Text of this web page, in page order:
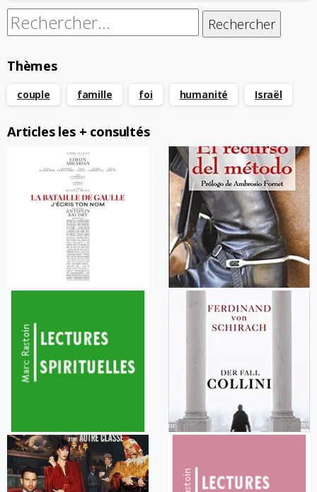
Rechercher :
Thèmes
couple famille foi humanité Israël
Articles les + consultés